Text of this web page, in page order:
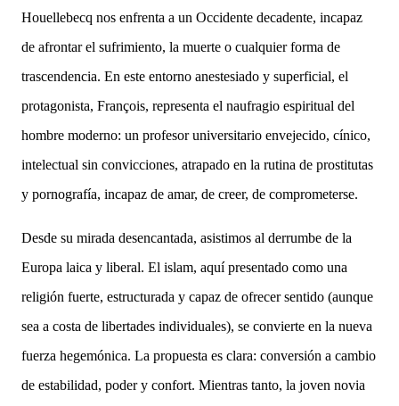
Houellebecq nos enfrenta a un Occidente decadente, incapaz
de afrontar el sufrimiento, la muerte o cualquier forma de
trascendencia. En este entorno anestesiado y superficial, el
protagonista, François, representa el naufragio espiritual del
hombre moderno: un profesor universitario envejecido, cínico,
intelectual sin convicciones, atrapado en la rutina de prostitutas
y pornografía, incapaz de amar, de creer, de comprometerse.
Desde su mirada desencantada, asistimos al derrumbe de la
Europa laica y liberal. El islam, aquí presentado como una
religión fuerte, estructurada y capaz de ofrecer sentido (aunque
sea a costa de libertades individuales), se convierte en la nueva
fuerza hegemónica. La propuesta es clara: conversión a cambio
de estabilidad, poder y confort. Mientras tanto, la joven novia